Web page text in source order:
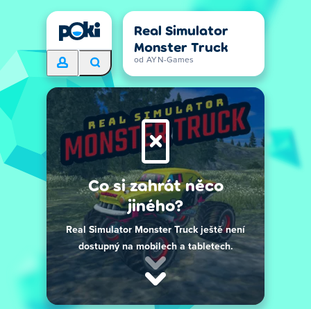
Real Simulator
Monster Truck
od AYN-Games
Co si zahrát něco
jiného?
Real Simulator Monster Truck ještě není
dostupný na mobilech a tabletech.